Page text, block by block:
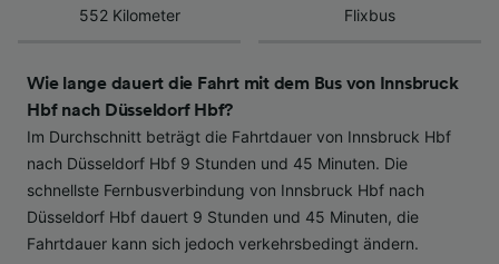
552 Kilometer
Flixbus
Wie lange dauert die Fahrt mit dem Bus von Innsbruck
Hbf nach Düsseldorf Hbf?
Im Durchschnitt beträgt die Fahrtdauer von Innsbruck Hbf
nach Düsseldorf Hbf 9 Stunden und 45 Minuten. Die
schnellste Fernbusverbindung von Innsbruck Hbf nach
Düsseldorf Hbf dauert 9 Stunden und 45 Minuten, die
Fahrtdauer kann sich jedoch verkehrsbedingt ändern.
Wir und unsere Partner verarbeiten Daten, um
Verwendung genauer Standortdaten.
Endgeräteeigenschaften zur Identifikation
aktiv abfragen. Speichern von oder Zugriff auf
Informationen auf einem Endgerät.
Personalisierte Werbung und Inhalte, Messung
von Werbeleistung und der Performance von
Inhalten, Zielgruppenforschung sowie
Entwicklung und Verbesserung von
Angeboten.